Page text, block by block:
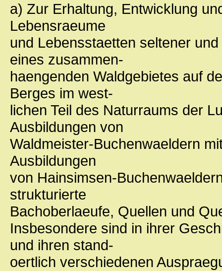
a) Zur Erhaltung, Entwicklung
Lebensraeume
und Lebensstaetten seltener
eines zusammen-
haengenden Waldgebietes auf
Berges im west-
lichen Teil des Naturraums der
Ausbildungen von
Waldmeister-Buchenwaeldern
Ausbildungen
von Hainsimsen-
strukturierte
Bachoberlaeufe, Quellen und
Insbesondere sind in ihrer
und ihren stand-
oertlich verschiedenen